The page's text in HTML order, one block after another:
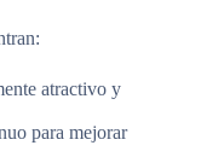
atractivo y
para mejorar